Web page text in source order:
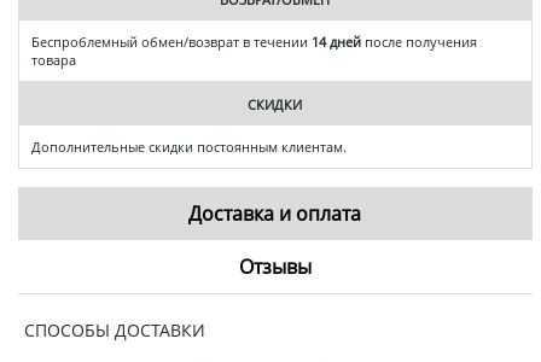
Беспроблемный обмен/возврат в течении 14 дней после получения
товара
СКИДКИ
Дополнительные скидки постоянным клиентам.
Доставка и оплата
Отзывы
СПОСОБЫ ДОСТАВКИ